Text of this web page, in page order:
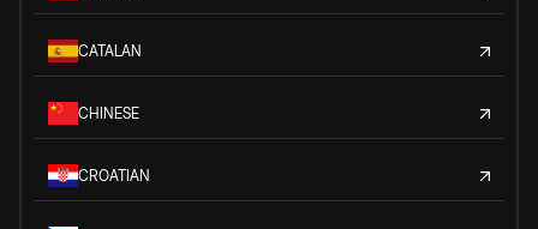
CATALAN
CHINESE
CROATIAN